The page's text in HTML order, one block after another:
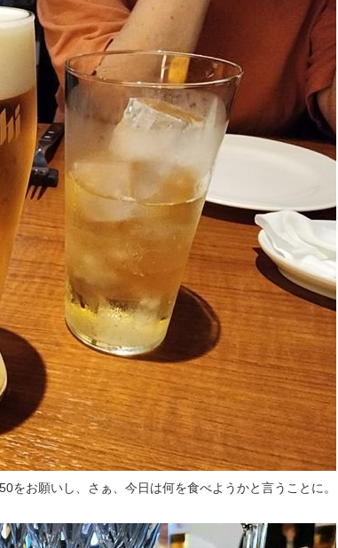
をお願いし、さぁ、今日は何を食べようかと言うことに。